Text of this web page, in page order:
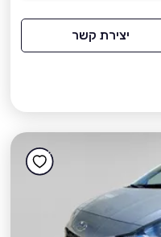
יצירת קשר